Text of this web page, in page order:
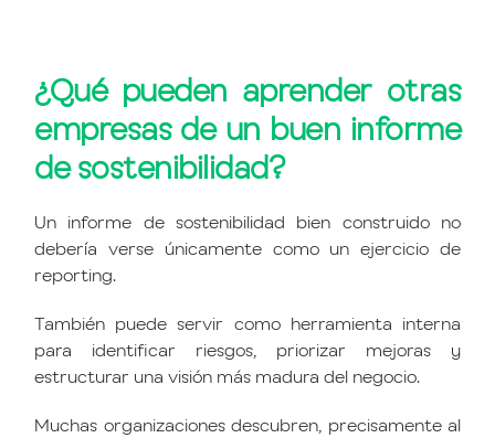
¿Qué pueden aprender otras
empresas de un buen informe
de sostenibilidad?
Un informe de sostenibilidad bien construido no
debería verse únicamente como un ejercicio de
reporting.
También puede servir como herramienta interna
para identificar riesgos, priorizar mejoras y
estructurar una visión más madura del negocio.
Muchas organizaciones descubren, precisamente al